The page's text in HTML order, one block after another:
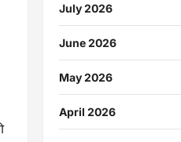
July 2026
June 2026
May 2026
April 2026